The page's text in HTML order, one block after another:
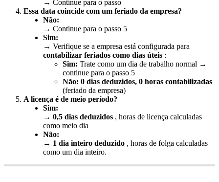
→ Continue para o passo
Essa data coincide com um feriado da empresa?
Não:
→ Continue para o passo 5
Sim:
→ Verifique se a empresa está configurada para
contabilizar feriados como dias úteis :
Sim: Trate como um dia de trabalho normal →
continue para o passo 5
Não: 0 dias deduzidos, 0 horas contabilizadas
(feriado da empresa)
A licença é de meio período?
Sim:
→ 0,5 dias deduzidos , horas de licença calculadas
como meio dia
Não:
→ 1 dia inteiro deduzido , horas de folga calculadas
como um dia inteiro.